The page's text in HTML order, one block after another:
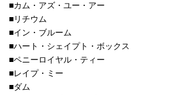
■カム・アズ・ユー・アー
■リチウム
■イン・ブルーム
■ハート・シェイプト・ボックス
■ペニーロイヤル・ティー
■レイプ・ミー
■ダム